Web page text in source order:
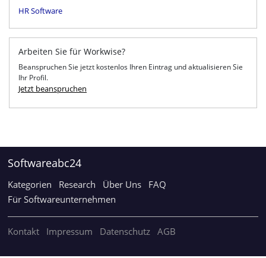
HR Software
Arbeiten Sie für Workwise?
Beanspruchen Sie jetzt kostenlos Ihren Eintrag und aktualisieren Sie
Ihr Profil.
Jetzt beanspruchen
Softwareabc24
Kategorien Research Über Uns
FAQ
Für Softwareunternehmen
Kontakt Impressum Datenschutz AGB